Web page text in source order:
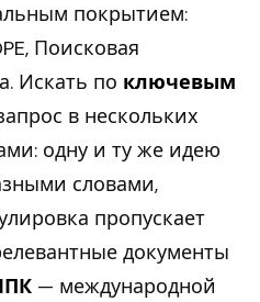
покрытием:
Поисковая
Искать по ключевым
в нескольких
одну и ту же идею
словами,
пропускает
документы
— международной